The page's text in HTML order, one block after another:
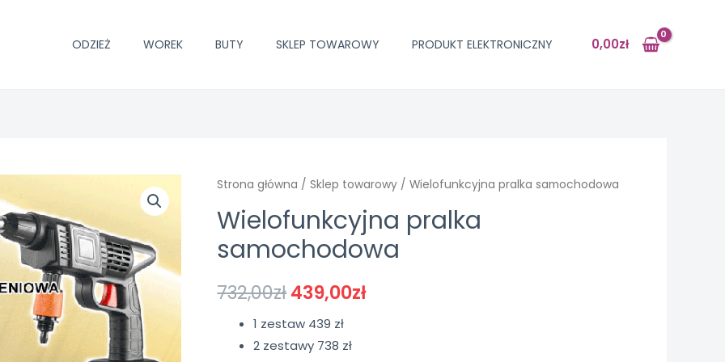
ODZIEŻ WOREK BUTY SKLEP TOWAROWY PRODUKT ELEKTRONICZNY 0,00zł
Strona główna /Sklep towarowy / Wielofunkcyjna pralka samochodowa
Wielofunkcyjna pralka
samochodowa
732,00zł439,00zł
1 zestaw 439 zł
2 zestawy 738 zł